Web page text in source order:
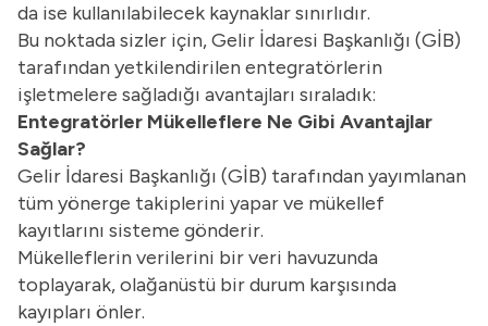
da ise kullanılabilecek kaynaklar sınırlıdır.
Bu noktada sizler için, Gelir İdaresi Başkanlığı (GİB)
tarafından yetkilendirilen entegratörlerin
işletmelere sağladığı avantajları sıraladık:
Entegratörler Mükelleflere Ne Gibi Avantajlar
Sağlar?
Gelir İdaresi Başkanlığı (GİB) tarafından yayımlanan
tüm yönerge takiplerini yapar ve mükellef
kayıtlarını sisteme gönderir.
Mükelleflerin verilerini bir veri havuzunda
toplayarak, olağanüstü bir durum karşısında
kayıpları önler.